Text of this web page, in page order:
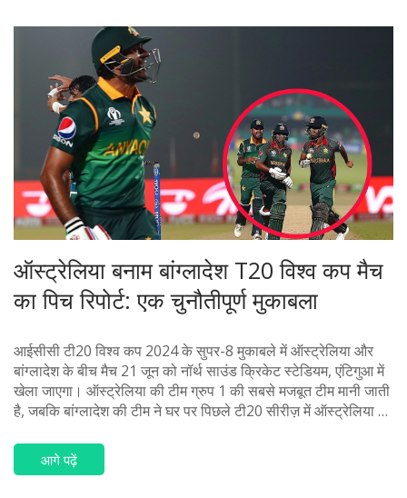
ऑस्ट्रेलिया बनाम बांग्लादेश T20 विश्व कप मैच
का पिच रिपोर्ट: एक चुनौतीपूर्ण मुकाबला
आईसीसी टी20 विश्व कप 2024 के सुपर-8 मुकाबले में ऑस्ट्रेलिया और
बांग्लादेश के बीच मैच 21 जून को नॉर्थ साउंड क्रिकेट स्टेडियम, एंटिगुआ में
खेला जाएगा। ऑस्ट्रेलिया की टीम ग्रुप 1 की सबसे मजबूत टीम मानी जाती
है, जबकि बांग्लादेश की टीम ने घर पर पिछले टी20 सीरीज़ में ऑस्ट्रेलिया को
बनाना मुश्किल हो सकता है।
आगे पढ़ें